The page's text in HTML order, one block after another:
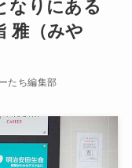
なりにある
雅（みや
たち編集部